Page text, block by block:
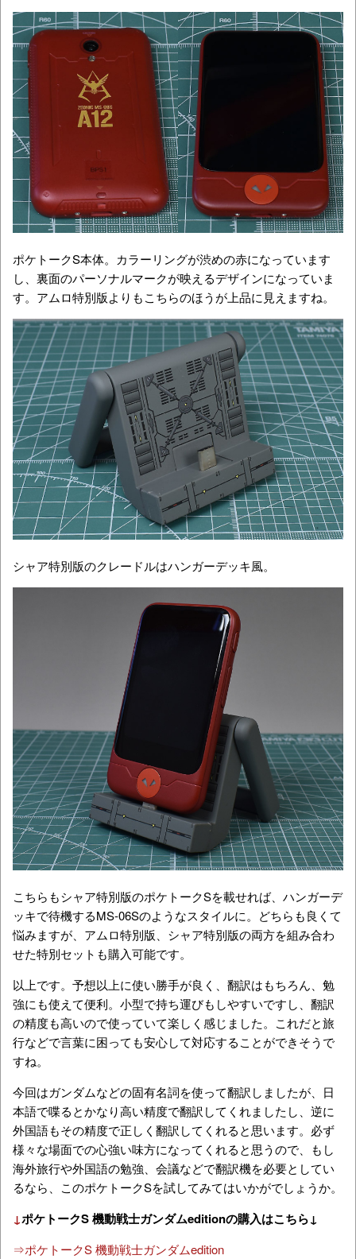
ポケトークS本体。カラーリングが渋めの赤になっています
し、裏面のパーソナルマークが映えるデザインになっていま
す。アムロ特別版よりもこちらのほうが上品に見えますね。
シャア特別版のクレードルはハンガーデッキ風。
こちらもシャア特別版のポケトークSを載せれば、ハンガーデ
ッキで待機するMS-06Sのようなスタイルに。どちらも良くて
悩みますが、アムロ特別版、シャア特別版の両方を組み合わ
せた特別セットも購入可能です。
以上です。予想以上に使い勝手が良く、翻訳はもちろん、勉
強にも使えて便利。小型で持ち運びもしやすいですし、翻訳
の精度も高いので使っていて楽しく感じました。これだと旅
行などで言葉に困っても安心して対応することができそうで
すね。
今回はガンダムなどの固有名詞を使って翻訳しましたが、日
本語で喋るとかなり高い精度で翻訳してくれましたし、逆に
外国語もその精度で正しく翻訳してくれると思います。必ず
様々な場面での心強い味方になってくれると思うので、もし
海外旅行や外国語の勉強、会議などで翻訳機を必要としてい
るなら、このポケトークSを試してみてはいかがでしょうか。
↓ポケトークS 機動戦士ガンダムeditionの購入はこちら↓
⇒ポケトークS 機動戦士ガンダムedition